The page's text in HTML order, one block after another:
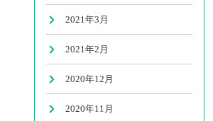
2021年3月
2021年2月
2020年12月
2020年11月